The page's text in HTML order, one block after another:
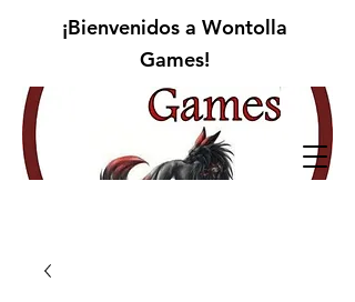
¡Bienvenidos a Wontolla
Games!